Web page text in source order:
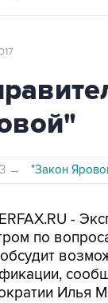
→ "Закон
-
по
Илья